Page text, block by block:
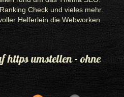
Check und vieles mehr.
Helferlein die Webworken
https umstellen - ohne